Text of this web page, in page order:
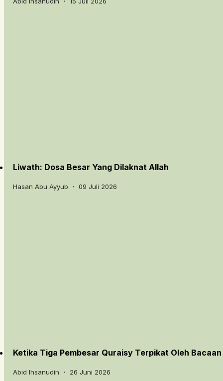
Liwath: Dosa Besar Yang Dilaknat Allah
Hasan Abu Ayyub ・ 09 Juli 2026
Ketika Tiga Pembesar Quraisy Terpikat Oleh Bacaan
Abid Ihsanudin ・ 26 Juni 2026